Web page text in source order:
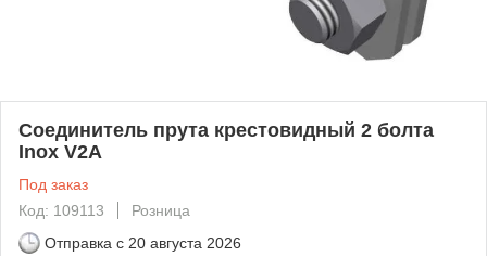
Соединитель прута крестовидный 2 болта
Inox V2A
Под заказ
Код: 109113
Розница
Отправка с 20 августа 2026